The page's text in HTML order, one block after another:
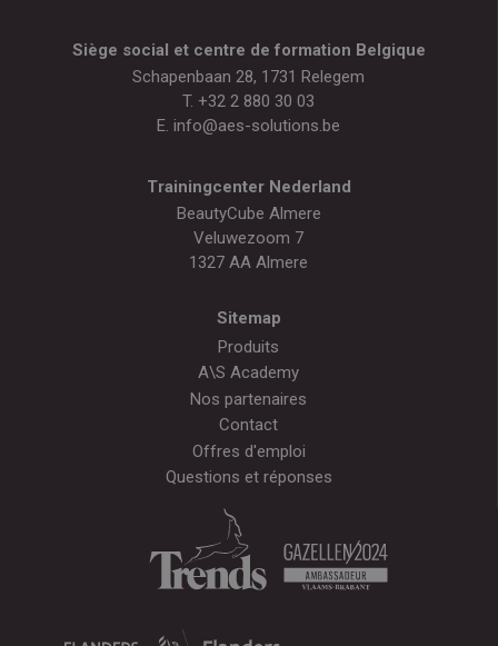
Siège social et centre de formation Belgique
Schapenbaan 28, 1731 Relegem
T. +32 2 880 30 03
E. info@aes-solutions.be
Trainingcenter Nederland
BeautyCube Almere
Veluwezoom 7
1327 AA Almere
Sitemap
Produits
A\S Academy
Nos partenaires
Contact
Offres d'emploi
Questions et réponses